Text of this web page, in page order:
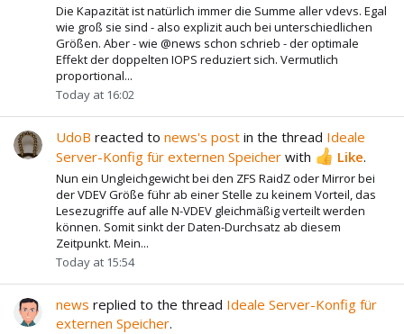
Die Kapazität ist natürlich immer die Summe aller vdevs. Egal
wie groß sie sind - also explizit auch bei unterschiedlichen
Größen. Aber - wie @news schon schrieb - der optimale
Effekt der doppelten IOPS reduziert sich. Vermutlich
proportional...
Today at 16:02
UdoB reacted to news's post in the thread Ideale
Server-Konfig für externen Speicher with Like.
Nun ein Ungleichgewicht bei den ZFS RaidZ oder Mirror bei
der VDEV Größe führ ab einer Stelle zu keinem Vorteil, das
Lesezugriffe auf alle N-VDEV gleichmäßig verteilt werden
können. Somit sinkt der Daten-Durchsatz ab diesem
Zeitpunkt. Mein...
Today at 15:54
news replied to the thread Ideale Server-Konfig für
externen Speicher.